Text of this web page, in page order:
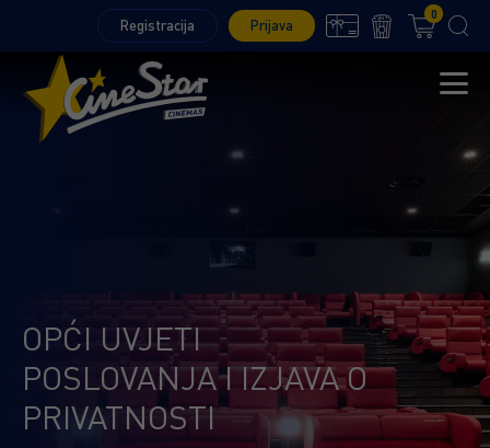
Registracija Prijava
0
OPĆI UVJETI
POSLOVANJA I IZJAVA O
PRIVATNOSTI